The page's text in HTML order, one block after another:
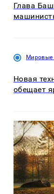
Глава
Мировые
Новая
обещает